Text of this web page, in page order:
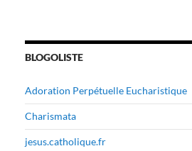
BLOGOLISTE
Adoration Perpétuelle Eucharistique
Charismata
jesus.catholique.fr